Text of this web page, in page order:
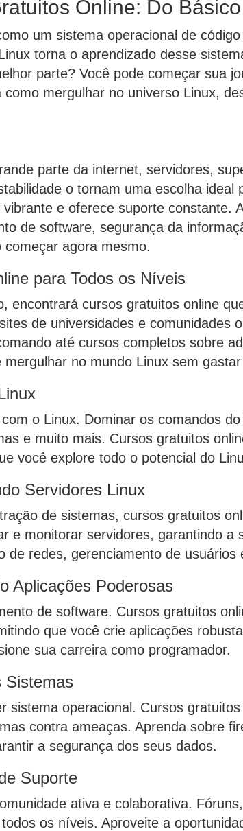
Online: Do
um sistema operacional de
torna o aprendizado desse
parte? Você pode começar sua
mergulhar no universo Linux,
parte da internet, servidores,
o tornam uma escolha ideal
e oferece suporte constante.
de software, segurança da
agora mesmo.
para Todos os Níveis
encontrará cursos gratuitos online
de universidades e comunidades
até cursos completos sobre
no mundo Linux sem
o Linux. Dominar os comandos
e muito mais. Cursos gratuitos
você explore todo o potencial do
Servidores Linux
de sistemas, cursos gratuitos
e monitorar servidores, garantindo a
de redes, gerenciamento de usuários
Aplicações Poderosas
de software. Cursos gratuitos
que você crie aplicações
sua carreira como programador.
Sistemas
sistema operacional. Cursos
contra ameaças. Aprenda sobre
a segurança dos seus dados.
Suporte
ativa e colaborativa.
os níveis. Aproveite a